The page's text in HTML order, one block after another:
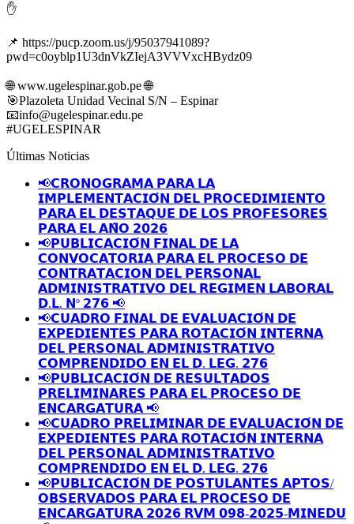
✋
📌 https://pucp.zoom.us/j/95037941089?
pwd=c0oyblp1U3dnVkZIejA3VVVxcHBydz09
🌐www.ugelespinar.gob.pe🌐
🎯Plazoleta Unidad Vecinal S/N – Espinar
📧info@ugelespinar.edu.pe
#UGELESPINAR
Últimas Noticias
📢𝗖𝗥𝗢𝗡𝗢𝗚𝗥𝗔𝗠𝗔 𝗣𝗔𝗥𝗔 𝗟𝗔
𝗜𝗠𝗣𝗟𝗘𝗠𝗘𝗡𝗧𝗔𝗖𝗜𝗢́𝗡 𝗗𝗘𝗟 𝗣𝗥𝗢𝗖𝗘𝗗𝗜𝗠𝗜𝗘𝗡𝗧𝗢
𝗣𝗔𝗥𝗔 𝗘𝗟 𝗗𝗘𝗦𝗧𝗔𝗤𝗨𝗘 𝗗𝗘 𝗟𝗢𝗦 𝗣𝗥𝗢𝗙𝗘𝗦𝗢𝗥𝗘𝗦
𝗣𝗔𝗥𝗔 𝗘𝗟 𝗔𝗡̃𝗢 𝟮𝟬𝟮𝟲
📢𝗣𝗨𝗕𝗟𝗜𝗖𝗔𝗖𝗜𝗢́𝗡 𝗙𝗜𝗡𝗔𝗟 𝗗𝗘 𝗟𝗔
𝗖𝗢𝗡𝗩𝗢𝗖𝗔𝗧𝗢𝗥𝗜𝗔 𝗣𝗔𝗥𝗔 𝗘𝗟 𝗣𝗥𝗢𝗖𝗘𝗦𝗢 𝗗𝗘
𝗖𝗢𝗡𝗧𝗥𝗔𝗧𝗔𝗖𝗜𝗢𝗡 𝗗𝗘𝗟 𝗣𝗘𝗥𝗦𝗢𝗡𝗔𝗟
𝗔𝗗𝗠𝗜𝗡𝗜𝗦𝗧𝗥𝗔𝗧𝗜𝗩𝗢 𝗗𝗘𝗟 𝗥𝗘𝗚𝗜𝗠𝗘𝗡 𝗟𝗔𝗕𝗢𝗥𝗔𝗟
𝗗.𝗟. 𝗡º 𝟮𝟳𝟲 📢
📢𝗖𝗨𝗔𝗗𝗥𝗢 𝗙𝗜𝗡𝗔𝗟 𝗗𝗘 𝗘𝗩𝗔𝗟𝗨𝗔𝗖𝗜𝗢́𝗡 𝗗𝗘
𝗘𝗫𝗣𝗘𝗗𝗜𝗘𝗡𝗧𝗘𝗦 𝗣𝗔𝗥𝗔 𝗥𝗢𝗧𝗔𝗖𝗜𝗢́𝗡 𝗜𝗡𝗧𝗘𝗥𝗡𝗔
𝗗𝗘𝗟 𝗣𝗘𝗥𝗦𝗢𝗡𝗔𝗟 𝗔𝗗𝗠𝗜𝗡𝗜𝗦𝗧𝗥𝗔𝗧𝗜𝗩𝗢
𝗖𝗢𝗠𝗣𝗥𝗘𝗡𝗗𝗜𝗗𝗢 𝗘𝗡 𝗘𝗟 𝗗. 𝗟𝗘𝗚. 𝟮𝟳𝟲
📢𝗣𝗨𝗕𝗟𝗜𝗖𝗔𝗖𝗜𝗢́𝗡 𝗗𝗘 𝗥𝗘𝗦𝗨𝗟𝗧𝗔𝗗𝗢𝗦
𝗣𝗥𝗘𝗟𝗜𝗠𝗜𝗡𝗔𝗥𝗘𝗦 𝗣𝗔𝗥𝗔 𝗘𝗟 𝗣𝗥𝗢𝗖𝗘𝗦𝗢 𝗗𝗘
𝗘𝗡𝗖𝗔𝗥𝗚𝗔𝗧𝗨𝗥𝗔 📢
📢𝗖𝗨𝗔𝗗𝗥𝗢 𝗣𝗥𝗘𝗟𝗜𝗠𝗜𝗡𝗔𝗥 𝗗𝗘 𝗘𝗩𝗔𝗟𝗨𝗔𝗖𝗜𝗢́𝗡 𝗗𝗘
𝗘𝗫𝗣𝗘𝗗𝗜𝗘𝗡𝗧𝗘𝗦 𝗣𝗔𝗥𝗔 𝗥𝗢𝗧𝗔𝗖𝗜𝗢́𝗡 𝗜𝗡𝗧𝗘𝗥𝗡𝗔
𝗗𝗘𝗟 𝗣𝗘𝗥𝗦𝗢𝗡𝗔𝗟 𝗔𝗗𝗠𝗜𝗡𝗜𝗦𝗧𝗥𝗔𝗧𝗜𝗩𝗢
𝗖𝗢𝗠𝗣𝗥𝗘𝗡𝗗𝗜𝗗𝗢 𝗘𝗡 𝗘𝗟 𝗗. 𝗟𝗘𝗚. 𝟮𝟳𝟲
📢𝗣𝗨𝗕𝗟𝗜𝗖𝗔𝗖𝗜𝗢́𝗡 𝗗𝗘 𝗣𝗢𝗦𝗧𝗨𝗟𝗔𝗡𝗧𝗘𝗦 𝗔𝗣𝗧𝗢𝗦/
𝗢𝗕𝗦𝗘𝗥𝗩𝗔𝗗𝗢𝗦 𝗣𝗔𝗥𝗔 𝗘𝗟 𝗣𝗥𝗢𝗖𝗘𝗦𝗢 𝗗𝗘
𝗘𝗡𝗖𝗔𝗥𝗚𝗔𝗧𝗨𝗥𝗔 𝟮𝟬𝟮𝟲 𝗥𝗩𝗠 𝟬𝟵𝟴-𝟮𝟬𝟮𝟱-𝗠𝗜𝗡𝗘𝗗𝗨